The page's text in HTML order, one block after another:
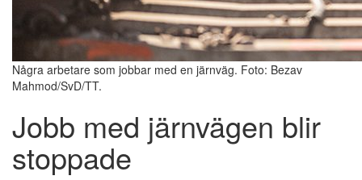
Några arbetare som jobbar med en järnväg. Foto: Bezav
Mahmod/SvD/TT.
Jobb med järnvägen blir
stoppade